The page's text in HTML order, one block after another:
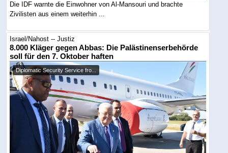
Die IDF warnte die Einwohner von Al-Mansouri und brachte
Zivilisten aus einem weiterhin ...
Israel/Nahost -- Justiz
8.000 Kläger gegen Abbas: Die Palästinenserbehörde
soll für den 7. Oktober haften
Diplomatic Security Service fro...